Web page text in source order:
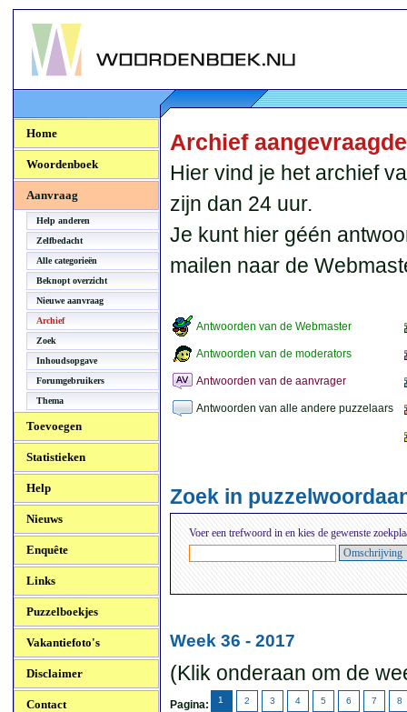
Woordenboek.NU
Home
Woordenboek
Aanvraag
Help anderen
Zelfbedacht
Alle categorieën
Beknopt overzicht
Nieuwe aanvraag
Archief
Zoek
Inhoudsopgave
Forumgebruikers
Thema
Toevoegen
Statistieken
Help
Nieuws
Enquête
Links
Puzzelboekjes
Vakantiefoto's
Disclaimer
Contact
Archief
Hier vind je het archief
zijn dan 24 uur.
Je kunt hier géén
mailen naar de
Antwoorden van de Webmaster
Antwoorden van de moderators
Antwoorden van de aanvrager
Antwoorden van alle andere puzzelaars
Zoek in
Voer een trefwoord in en kies de gewenste
Week 36 - 2017
(Klik onderaan om de
Pagina: 1 2 3 4 5 6 7 8